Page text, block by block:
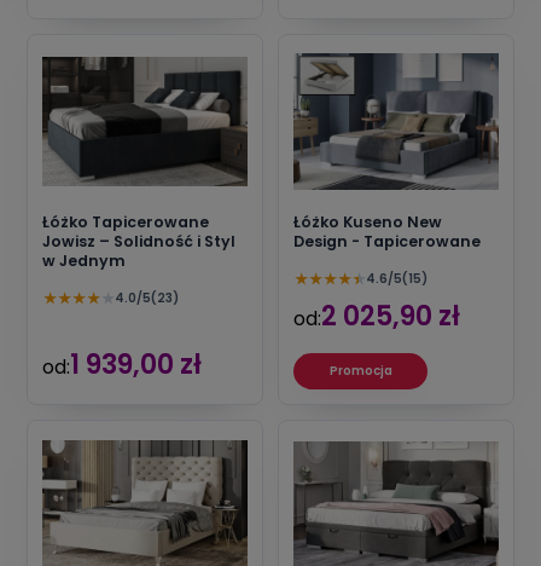
Łóżko Tapicerowane
Jowisz – Solidność i Styl
w Jednym
★★★★ ★ 4.0/5(23)
od:1 939,00 zł
Łóżko Kuseno New
Design - Tapicerowane
★★★★★ 4.6/5(15)
od:2 025,90 zł
Promocja